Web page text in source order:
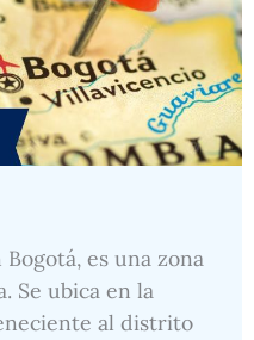
es una zona
Se ubica en la
al distrito